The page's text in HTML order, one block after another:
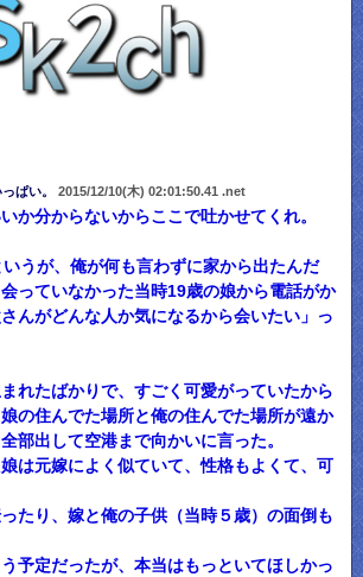
ぱい。 2015/12/10(木) 02:01:50.41 .net
か分からないからここで吐かせてくれ。
うが、俺が何も言わずに家から出たんだ
っていなかった当時19歳の娘から電話がか
んがどんな人か気になるから会いたい」っ
れたばかりで、すごく可愛がっていたから
の住んでた場所と俺の住んでた場所が遠か
部出して空港まで向かいに言った。
は元嫁によく似ていて、性格もよくて、可
たり、嫁と俺の子供（当時５歳）の面倒も
予定だったが、本当はもっといてほしかっ